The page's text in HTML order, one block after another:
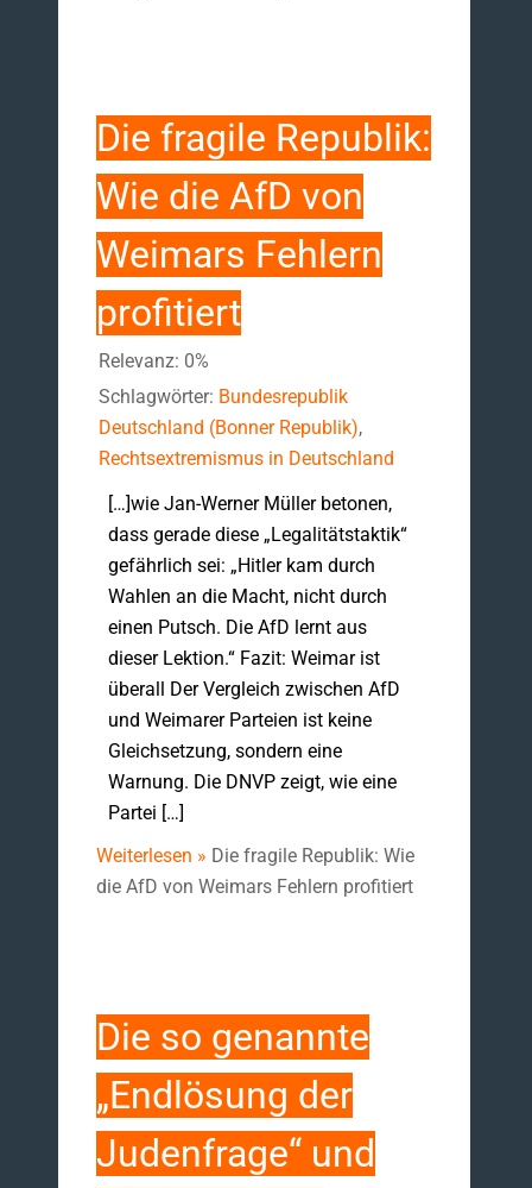
Die fragile Republik:
Wie die AfD von
Weimars Fehlern
profitiert
Relevanz: 0%
Schlagwörter: Bundesrepublik
Deutschland (Bonner Republik),
Rechtsextremismus in Deutschland
[…]wie Jan-Werner Müller betonen,
dass gerade diese „Legalitätstaktik“
gefährlich sei: „Hitler kam durch
Wahlen an die Macht, nicht durch
einen Putsch. Die AfD lernt aus
dieser Lektion.“ Fazit: Weimar ist
überall Der Vergleich zwischen AfD
und Weimarer Parteien ist keine
Gleichsetzung, sondern eine
Warnung. Die DNVP zeigt, wie eine
Partei […]
Weiterlesen » Die fragile Republik: Wie
die AfD von Weimars Fehlern profitiert
Die so genannte
„Endlösung der
Judenfrage“ und